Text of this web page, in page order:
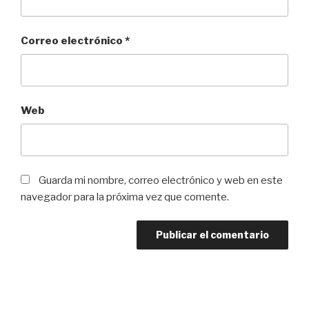
Correo electrónico *
Web
Guarda mi nombre, correo electrónico y web en este
navegador para la próxima vez que comente.